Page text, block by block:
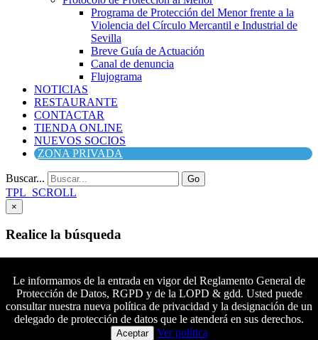
Programa de Protección del Menor frente a la
Violencia del Círculo Mercantil e Industrial de
Sevilla
Breve Guía de Actuación
Canal de denuncia
Flujograma
NOTICIAS
RESTAURANTE
CONTACTAR
TIENDA ONLINE
NUEVOS SOCIOS
ZONA PRIVADA
Buscar... Go
TPL_SCROLL
×
Realice la búsqueda
Buscar
Síguenos en Facebook
Síguenos en Twitter
Síguenos en YouTubeColaboradores principales
Le informamos de la entrada en vigor del Reglamento General de
Protección de Datos, RGPD y de la LOPD & gdd. Usted puede
consultar nuestra nueva política de privacidad y la designación de un
delegado de protección de datos que le atenderá en sus derechos.
Aceptar Ver política